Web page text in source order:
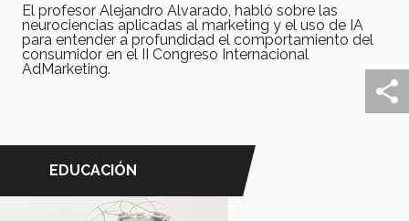
El profesor Alejandro Alvarado, habló sobre las
neurociencias aplicadas al marketing y el uso de IA
para entender a profundidad el comportamiento del
consumidor en el II Congreso Internacional
AdMarketing.
EDUCACIÓN